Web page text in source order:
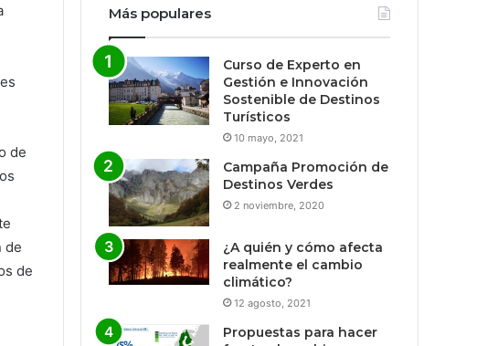
de
de
de
Más populares
Curso de Experto en
Gestión e Innovación
Sostenible de Destinos
Turísticos
10 mayo, 2021
Campaña Promoción de
Destinos Verdes
2 noviembre, 2020
¿A quién y cómo afecta
realmente el cambio
climático?
12 agosto, 2021
Propuestas para hacer